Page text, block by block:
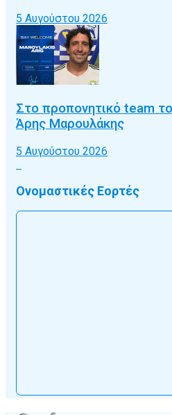
5 Αυγούστου 2026
Στο προπονητικό team
Άρης Μαρουλάκης
5 Αυγούστου 2026
Ονομαστικές Εορτές